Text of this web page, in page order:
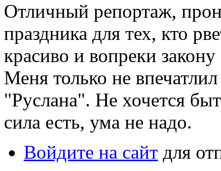
Отличный репортаж,
праздника для тех, кто
красиво и вопреки
Меня только не
"Руслана". Не хочется
сила есть, ума не надо.
Войдите на сайт для